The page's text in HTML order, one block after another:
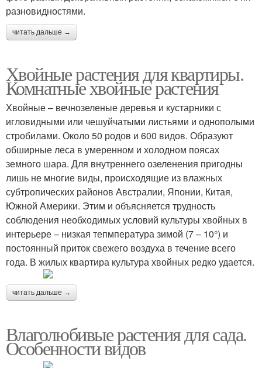
разновидностями.
читать дальше →
Хвойные растения для квартиры.
Комнатные хвойные растения
Хвойные – вечнозеленые деревья и кустарники с
игловидными или чешуйчатыми листьями и однополыми
стробилами. Около 50 родов и 600 видов. Образуют
обширные леса в умеренном и холодном поясах
земного шара. Для внутреннего озеленения пригодны
лишь не многие виды, происходящие из влажных
субтропических районов Австралии, Японии, Китая,
Южной Америки. Этим и объясняется трудность
соблюдения необходимых условий культуры хвойных в
интерьере – низкая тепмпература зимой (7 – 10°) и
постоянный приток свежего воздуха в течение всего
года. В жилых квартира культура хвойных редко удается.
читать дальше →
Влаголюбивые растения для сада.
Особенности видов